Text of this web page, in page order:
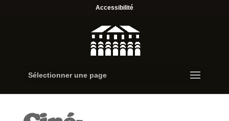
Accessibilité
Sélectionner une page